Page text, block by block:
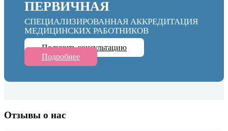
ПЕРВИЧНАЯ
СПЕЦИАЛИЗИРОВАННАЯ АККРЕДИТАЦИЯ
МЕДИЦИНСКИХ РАБОТНИКОВ
Получить консультацию
Подробнее
Отзывы о нас